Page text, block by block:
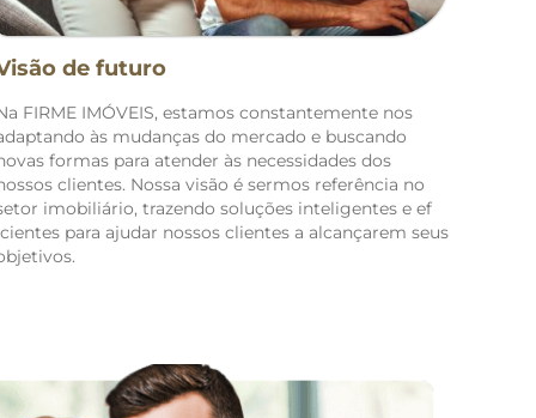
de futuro
FIRME IMÓVEIS, estamos constantemente nos
às mudanças do mercado e buscando
formas para atender às necessidades dos
clientes. Nossa visão é sermos referência no
imobiliário, trazendo soluções inteligentes e ef
para ajudar nossos clientes a alcançarem seus